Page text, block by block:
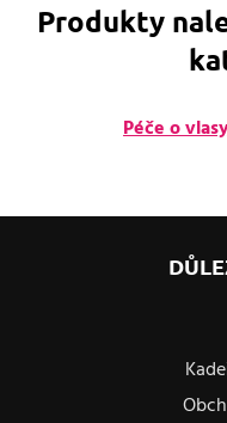
Produkty
Péče o